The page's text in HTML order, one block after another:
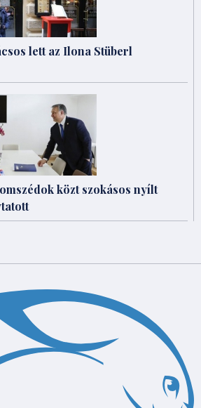
lett az Ilona Stüberl
közt szokásos nyílt